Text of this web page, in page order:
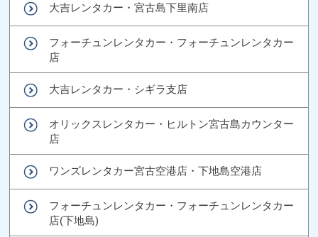
大吉レンタカー・宮古島下里南店
フォーチュンレンタカー・フォーチュンレンタカー
店
大吉レンタカー・シギラ支店
オリックスレンタカー・ヒルトン宮古島カウンター
店
ワンズレンタカー宮古空港店・下地島空港店
フォーチュンレンタカー・フォーチュンレンタカー
店(下地島)